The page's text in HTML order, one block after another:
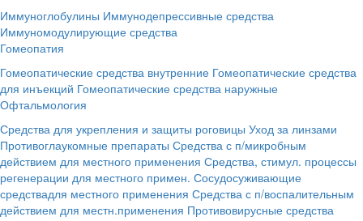
Иммуноглобулины Иммунодепрессивные средства
Иммуномодулирующие средства
Гомеопатия
Гомеопатические средства внутренние Гомеопатические средства
для инъекций Гомеопатические средства наружные
Офтальмология
Средства для укрепления и защиты роговицы Уход за линзами
Противоглаукомные препараты Средства с п/микробным
действием для местного применения Средства, стимул. процессы
регенерации для местного примен. Сосудосуживающие
средствадля местного применения Средства с п/воспалительным
действием для местн.применения Противовирусные средства